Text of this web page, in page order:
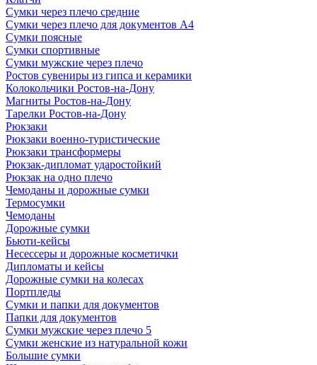
Сумки через плечо средние
Сумки через плечо для документов А4
Сумки поясные
Сумки спортивные
Сумки мужские через плечо
Ростов сувениры из гипса и керамики
Колокольчики Ростов-на-Дону
Магниты Ростов-на-Дону
Тарелки Ростов-на-Дону
Рюкзаки
Рюкзаки военно-туристические
Рюкзаки трансформеры
Рюкзак-дипломат ударостойкий
Рюкзак на одно плечо
Чемоданы и дорожные сумки
Термосумки
Чемоданы
Дорожные сумки
Бьюти-кейсы
Несессеры и дорожные косметички
Дипломаты и кейсы
Дорожные сумки на колесах
Портпледы
Сумки и папки для документов
Папки для документов
Сумки мужские через плечо 5
Сумки женские из натуральной кожи
Большие сумки